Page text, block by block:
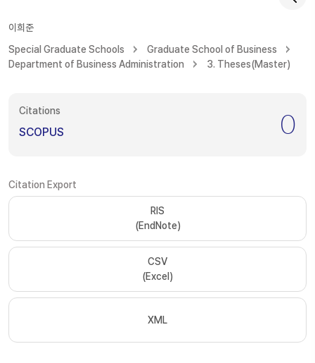
이희준
Special Graduate Schools
Graduate School of Business
Department of Business Administration
3. Theses(Master)
Citations
SCOPUS 0
Citation Export
RIS
(EndNote)
CSV
(Excel)
XML